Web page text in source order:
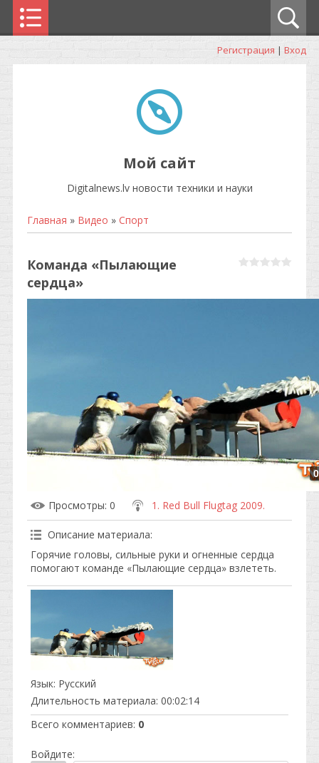
Регистрация | Вход
Мой сайт
Digitalnews.lv новости техники и науки
Главная » Видео » Спорт
Команда «Пылающие
сердца»
Просмотры: 0 1. Red Bull Flugtag 2009.
Описание материала:
Горячие головы, сильные руки и огненные сердца
помогают команде «Пылающие сердца» взлететь.
Язык: Русский
Длительность материала: 00:02:14
Всего комментариев: 0
Войдите: